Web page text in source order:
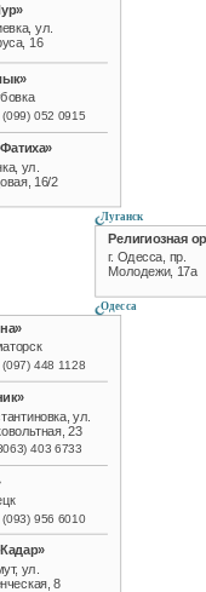
ул.
16
(099) 052 0915
ул.
16/2
Луганск
Религиозная
г. Одесса, пр.
Молодежи, 17а
Одесса
(097) 448 1128
ул.
23
403 6733
(093) 956 6010
ул.
8